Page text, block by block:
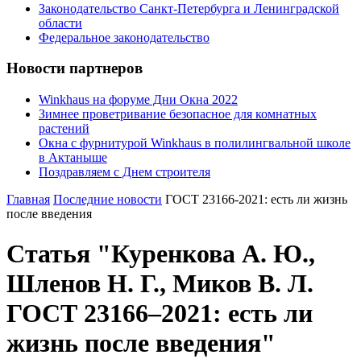
Законодательство Санкт-Петербурга и Ленинградской
области
Федеральное законодательство
Новости партнеров
Winkhaus на форуме Дни Окна 2022
Зимнее проветривание безопасное для комнатных
растений
Окна с фурнитурой Winkhaus в полилингвальной школе
в Актаныше
Поздравляем с Днем строителя
Главная Последние новости ГОСТ 23166-2021: есть ли жизнь
после введения
Статья "Куренкова А. Ю.,
Шленов Н. Г., Миков В. Л.
ГОСТ 23166–2021: есть ли
жизнь после введения"